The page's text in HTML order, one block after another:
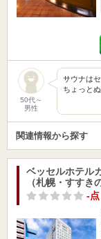
50代～
男性
サウナは
ちょっと
関連情報から探す
ベッセルホテル
（札幌・すすき
-点